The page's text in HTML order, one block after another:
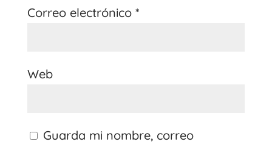
Correo electrónico *
Web
Guarda mi nombre, correo